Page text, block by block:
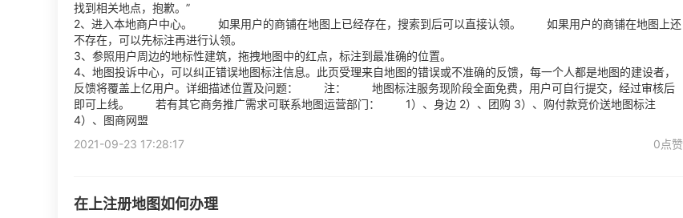
找到相关地点，抱歉。”
2、进入本地商户中心。 如果用户的商铺在地图上已经存在，搜索到后可以直接认领。 如果用户的商铺在地图上还
不存在，可以先标注再进行认领。
3、参照用户周边的地标性建筑，拖拽地图中的红点，标注到最准确的位置。
4、地图投诉中心，可以纠正错误地图标注信息。此页受理来自地图的错误或不准确的反馈，每一个人都是地图的建设者，
反馈将覆盖上亿用户。详细描述位置及问题： 注： 地图标注服务现阶段全面免费，用户可自行提交，经过审核后
即可上线。 若有其它商务推广需求可联系地图运营部门： 1）、身边 2）、团购 3）、购付款竞价送地图标注
4）、图商网盟
2021-09-23 17:28:17
0点赞
在上注册地图如何办理